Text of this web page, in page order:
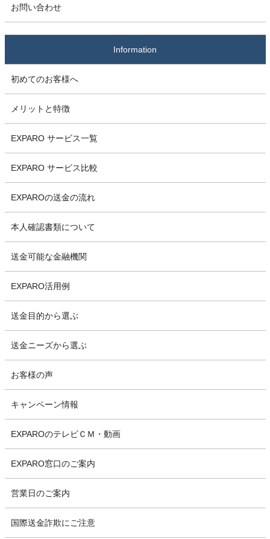
お問い合わせ
Information
初めてのお客様へ
メリットと特徴
EXPARO サービス一覧
EXPARO サービス比較
EXPAROの送金の流れ
本人確認書類について
送金可能な金融機関
EXPARO活用例
送金目的から選ぶ
送金ニーズから選ぶ
お客様の声
キャンペーン情報
EXPAROのテレビＣＭ・動画
EXPARO窓口のご案内
営業日のご案内
国際送金詐欺にご注意